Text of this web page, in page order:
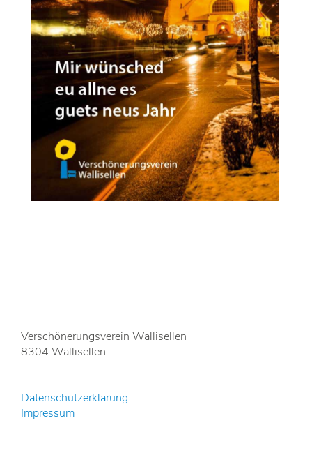
Verschönerungsverein Wallisellen
8304 Wallisellen
Datenschutzerklärung
Impressum